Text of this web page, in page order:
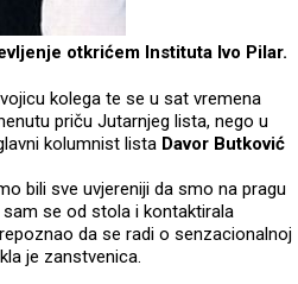
otkrićem Instituta Ivo Pilar.
kolega te se u sat vremena
priču Jutarnjeg lista, nego u
kolumnist lista Davor Butković
bili sve uvjereniji da smo na pragu
se od stola i kontaktirala
da se radi o senzacionalnoj
je zanstvenica.